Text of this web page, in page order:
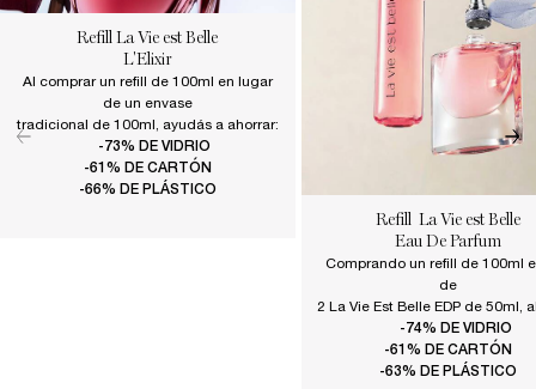
Refill La Vie est Belle
L'Elixir
Al comprar un refill de 100ml en lugar
de un envase
tradicional de 100ml, ayudás a ahorrar:
-73% DE VIDRIO
-61% DE CARTÓN
-66% DE PLÁSTICO
Refill La Vie est Belle
Eau De Parfum
Comprando un refill de 100ml
de
2 La Vie Est Belle EDP de 50ml,
-74% DE VIDRIO
-61% DE CARTÓN
-63% DE PLÁSTICO